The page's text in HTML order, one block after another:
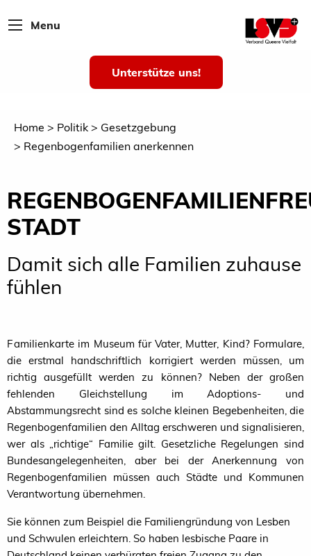
Menu
Unterstütze uns!
Home Politik
Gesetzgebung
Regenbogenfamilien anerkennen
STADT
Damit sich alle Familien zuhause
fühlen
F amilienkarte im Museum für Vater, Mutter, Kind? Formulare,
die erstmal handschriftlich korrigiert werden müssen, um
richtig ausgefüllt werden zu können? Neben der großen
fehlenden Gleichstellung im Adoptions- und
Abstammungsrecht sind es solche kleinen Begebenheiten, die
Regenbogenfamilien den Alltag erschweren und signalisieren,
wer als „richtige“ Familie gilt. Gesetzliche Regelungen sind
Bundesangelegenheiten, aber bei der Anerkennung von
Regenbogenfamilien müssen auch Städte und Kommunen
Verantwortung übernehmen.
Sie können zum Beispiel die Familiengründung von Lesben
und Schwulen erleichtern. So haben lesbische Paare in